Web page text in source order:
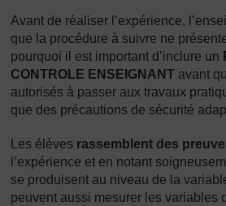
Avant de réaliser l’expérience,
que la procédure à suivre ne
pourquoi il est important d’inclure un
CONTROLE ENSEIGNANT avant
autorisés à passer aux travaux
que des précautions de sécurité
Les élèves rassemblent des
l’expérience et en notant
se produisent au niveau de la
peuvent aussi mesurer les variables